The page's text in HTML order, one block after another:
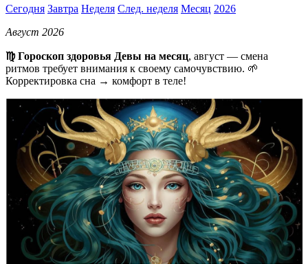
Сегодня Завтра Неделя След. неделя Месяц 2026
Август 2026
♍ Гороскоп здоровья Девы на месяц, август — смена
ритмов требует внимания к своему самочувствию. 🌱
Корректировка сна → комфорт в теле!